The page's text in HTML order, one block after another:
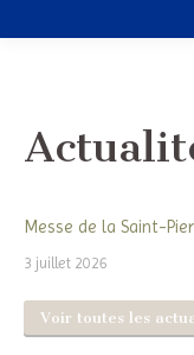
Messe de la Saint-
3 juillet 2026
Voir toutes les